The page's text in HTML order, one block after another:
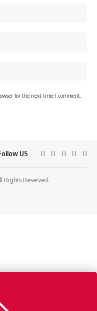
for the next time I comment.
US
Rights Reserved.